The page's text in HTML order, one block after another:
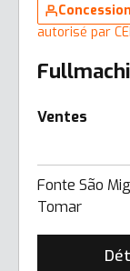
autorisé par
Ventes
Fonte São
Tomar